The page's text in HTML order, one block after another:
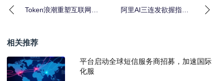
Token浪潮重塑互联网格
阿里AI三连发欲握指成
相关推荐
平台启动全球短信服务商招募，加速国际
化服